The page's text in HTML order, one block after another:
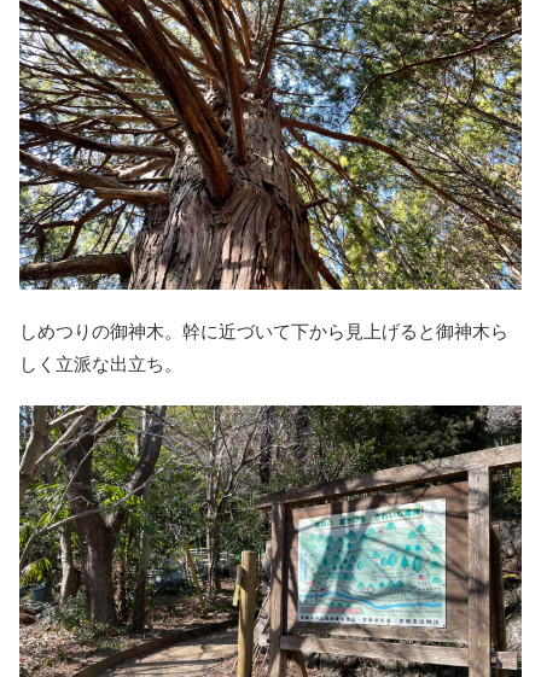
しめつりの御神木。幹に近づいて下から見上げると御神木ら
しく立派な出立ち。